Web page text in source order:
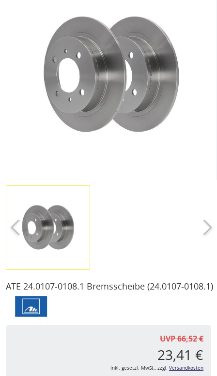
ATE 24.0107-0108.1 Bremsscheibe (24.0107-0108.1)
UVP 66,52 €
23,41 €
inkl. gesetzl. MwSt., zzgl. Versandkosten